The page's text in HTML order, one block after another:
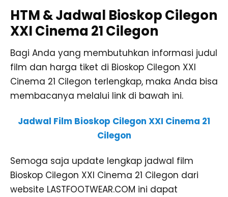
HTM & Jadwal Bioskop Cilegon
XXI Cinema 21 Cilegon
Bagi Anda yang membutuhkan informasi judul
film dan harga tiket di Bioskop Cilegon XXI
Cinema 21 Cilegon terlengkap, maka Anda bisa
membacanya melalui link di bawah ini.
Jadwal Film Bioskop Cilegon XXI Cinema 21
Cilegon
Semoga saja update lengkap jadwal film
Bioskop Cilegon XXI Cinema 21 Cilegon dari
website LASTFOOTWEAR.COM ini dapat